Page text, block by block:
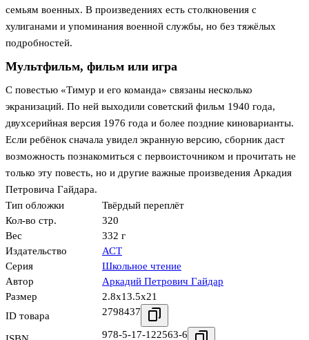
семьям военных. В произведениях есть столкновения с
хулиганами и упоминания военной службы, но без тяжёлых
подробностей.
Мультфильм, фильм или игра
С повестью «Тимур и его команда» связаны несколько
экранизаций. По ней выходили советский фильм 1940 года,
двухсерийная версия 1976 года и более поздние киноварианты.
Если ребёнок сначала увидел экранную версию, сборник даст
возможность познакомиться с первоисточником и прочитать не
только эту повесть, но и другие важные произведения Аркадия
Петровича Гайдара.
Тип обложки
Твёрдый переплёт
Кол-во стр.
320
Вес
332 г
Издательство
АСТ
Серия
Школьное чтение
Автор
Аркадий Петрович Гайдар
Размер
2.8x13.5x21
ID товара
2798437
978-5-17-122563-6